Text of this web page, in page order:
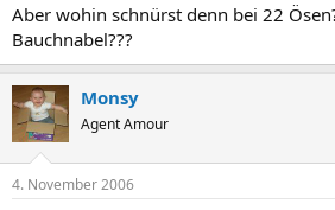
Aber wohin schnürst denn bei 22
Bauchnabel???
Monsy
Agent Amour
4. November 2006